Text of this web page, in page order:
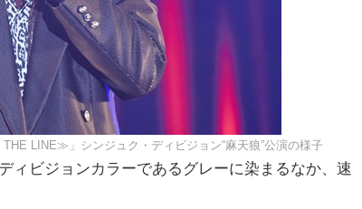
LINE≫」シンジュク・ディビジョン“麻天狼”公演の様子
ィビジョンカラーであるグレーに染まるなか、速